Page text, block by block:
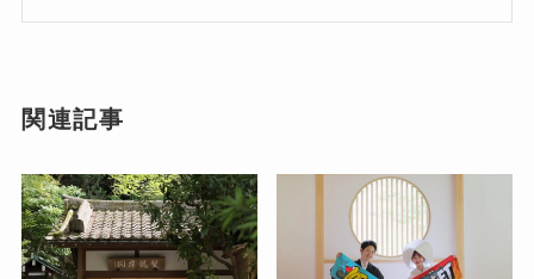
関連記事